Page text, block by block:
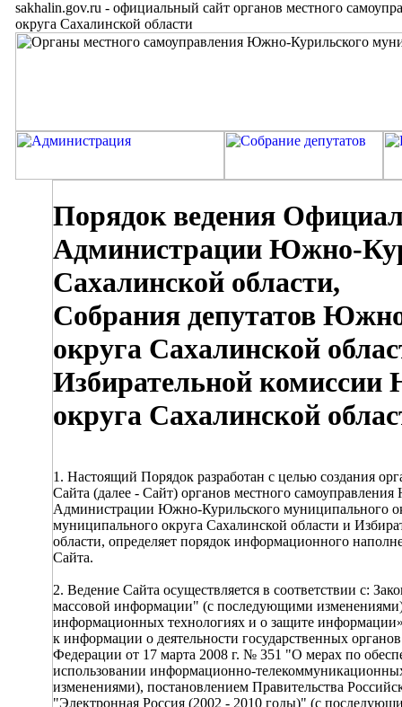
sakhalin.gov.ru - официальный сайт органов местного
округа Сахалинской области
Порядок ведения
Администрации Южно-
Сахалинской области,
Собрания депутатов
округа Сахалинской
Избирательной
округа Сахалинской
1. Настоящий Порядок разработан с целью создания
Сайта (далее - Сайт) органов местного
Администрации Южно-Курильского муниципального
муниципального округа Сахалинской области и
области, определяет порядок информационного
Сайта.
2. Ведение Сайта осуществляется в соответствии с:
массовой информации" (с последующими
информационных технологиях и о защите
к информации о деятельности государственных
Федерации от 17 марта 2008 г. № 351 "О мерах по
использовании информационно-
изменениями), постановлением Правительства
"Электронная Россия (2002 - 2010 годы)" (с